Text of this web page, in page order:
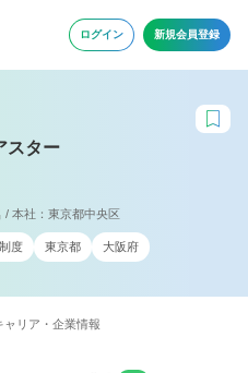
ログイン 新規会員登録
スター
/ 本社：東京都中央区
度 東京都 大阪府
リア・企業情報